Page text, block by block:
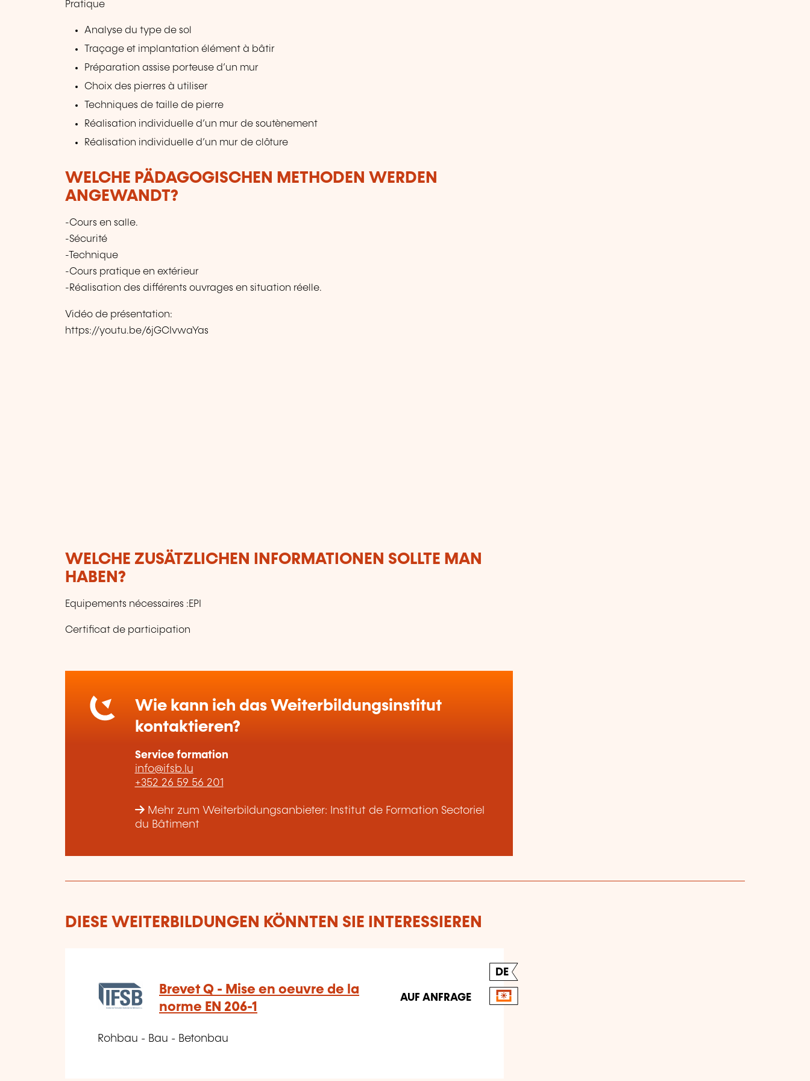
Pratique
Analyse du type de sol
Traçage et implantation élément à bâtir
Préparation assise porteuse d’un mur
Choix des pierres à utiliser
Techniques de taille de pierre
Réalisation individuelle d’un mur de soutènement
Réalisation individuelle d’un mur de clôture
WELCHE PÄDAGOGISCHEN METHODEN WERDEN
ANGEWANDT?
-Cours en salle.
-Sécurité
-Technique
-Cours pratique en extérieur
-Réalisation des différents ouvrages en situation réelle.
Vidéo de présentation:
https://youtu.be/6jGCIvwaYas
WELCHE ZUSÄTZLICHEN INFORMATIONEN SOLLTE MAN
HABEN?
Equipements nécessaires :EPI
Certificat de participation
Wie kann ich das Weiterbildungsinstitut
kontaktieren?
Service formation
info@ifsb.lu
+352 26 59 56 201
Mehr zum Weiterbildungsanbieter: Institut de Formation Sectoriel
du Bâtiment
DIESE WEITERBILDUNGEN KÖNNTEN SIE INTERESSIEREN
DE
Brevet Q - Mise en oeuvre de la
norme EN 206-1
AUF ANFRAGE
Rohbau - Bau - Betonbau